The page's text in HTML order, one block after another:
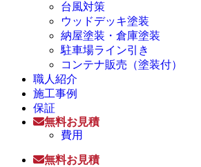
台風対策
ウッドデッキ塗装
納屋塗装・倉庫塗装
駐車場ライン引き
コンテナ販売（塗装付）
職人紹介
施工事例
保証
無料お見積
費用
無料お見積